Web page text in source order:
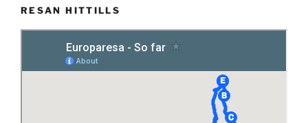
RESAN HITTILLS